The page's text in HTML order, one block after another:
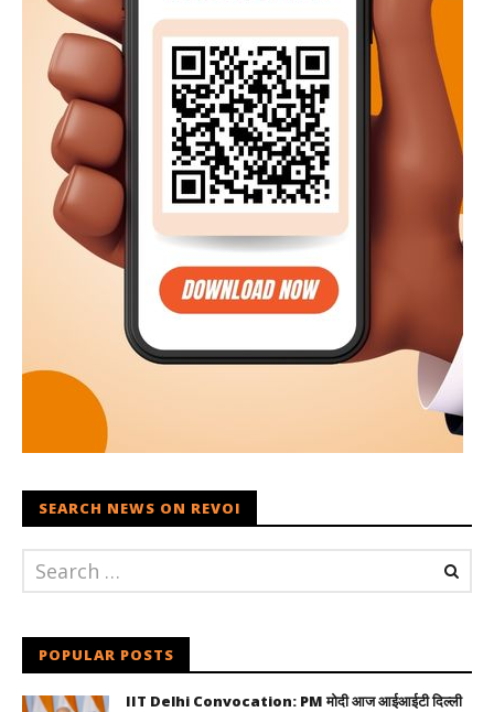
SEARCH NEWS ON REVOI
POPULAR POSTS
IIT Delhi Convocation: PM मोदी आज आईआईटी दिल्ली